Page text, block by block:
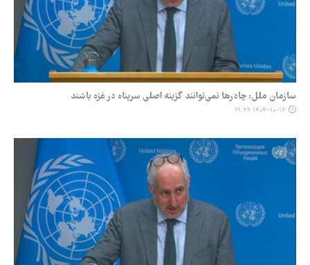
سازمان ملل: چادرها نمی‌توانند گزینه اصلی سرپناه در غزه باشند
۱۴۰۴-۱۰-۱۶ ۲۱:۳۶